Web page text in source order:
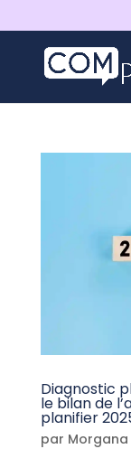
Diagnostic
le bilan de
planifier
par